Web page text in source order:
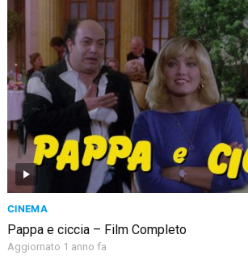
CINEMA
Pappa e ciccia – Film Completo
Aggiornato 1 anno fa